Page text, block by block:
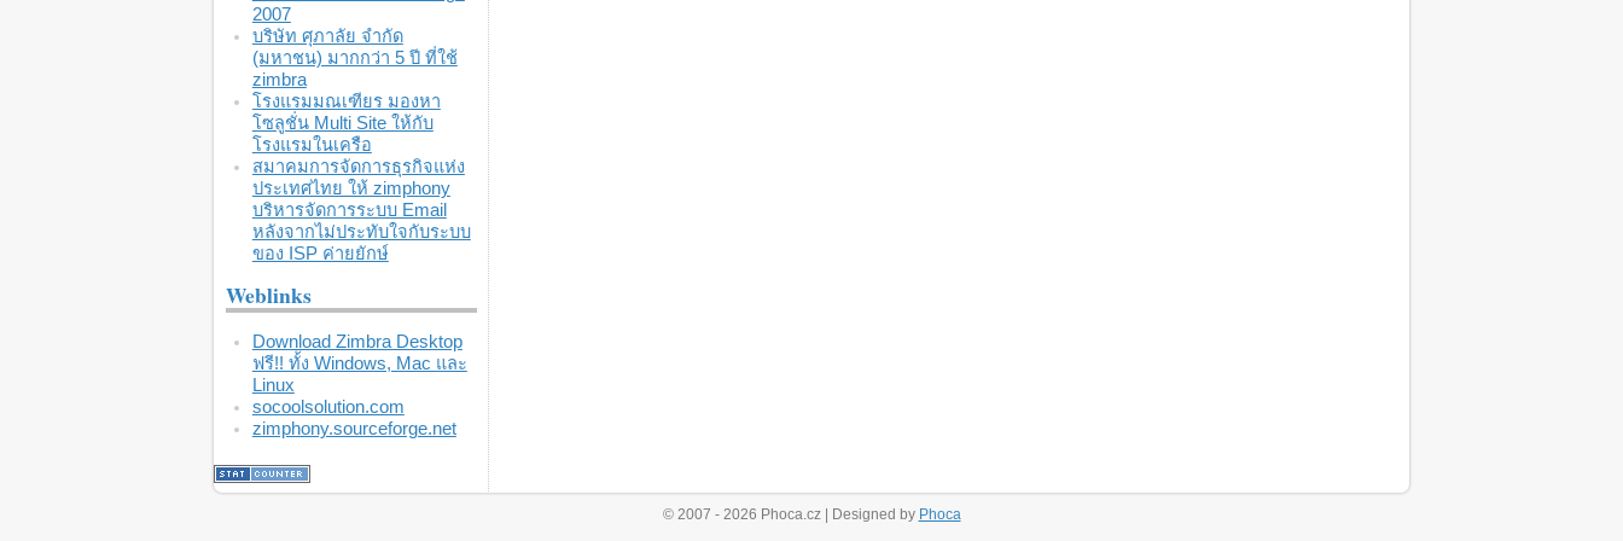
2007
บริษัท ศุภาลัย จำกัด
(มหาชน) มากกว่า 5 ปี ที่ใช้
zimbra
โรงแรมมณเฑียร มองหา
โซลูชั่น Multi Site ให้กับ
โรงแรมในเครือ
สมาคมการจัดการธุรกิจแห่ง
ประเทศไทย ให้ zimphony
บริหารจัดการระบบ Email
หลังจากไม่ประทับใจกับระบบ
ของ ISP ค่ายยักษ์
Weblinks
Download Zimbra Desktop
ฟรี!! ทั้ง Windows, Mac และ
Linux
socoolsolution.com
zimphony.sourceforge.net
© 2007 - 2026 Phoca.cz | Designed by Phoca